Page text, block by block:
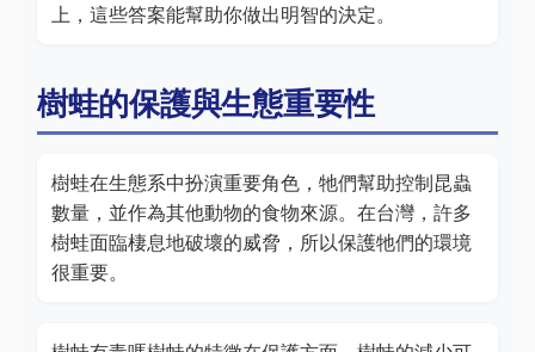
上，這些答案能幫助你做出明智的決定。
樹蛙的保護與生態重要性
樹蛙在生態系中扮演重要角色，牠們幫助控制昆蟲
數量，並作為其他動物的食物來源。在台灣，許多
樹蛙面臨棲息地破壞的威脅，所以保護牠們的環境
很重要。